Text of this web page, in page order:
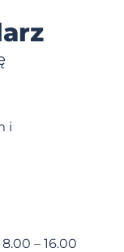
i
– 16.00